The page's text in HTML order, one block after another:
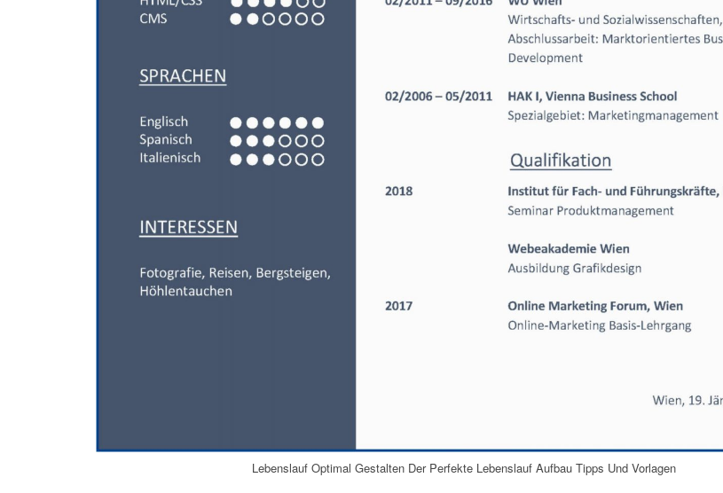
Lebenslauf Optimal Gestalten Der Perfekte Lebenslauf Aufbau Tipps Und Vorlagen